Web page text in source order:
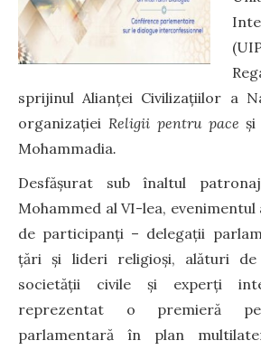
sprijinul Alianței Civilizațiilor a
organizației Religii pentru pace
Mohammadia.
Desfășurat sub înaltul
Mohammed al VI-lea,
de participanți – delegații
țări și lideri religioși, alături
societății civile și experți
reprezentat o premieră
parlamentară în plan